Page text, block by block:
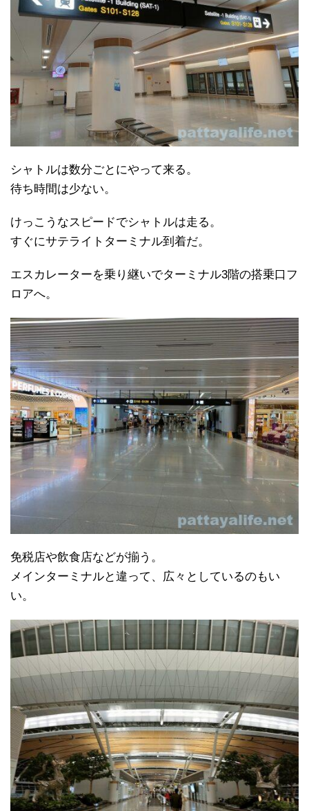
シャトルは数分ごとにやって来る。
待ち時間は少ない。
けっこうなスピードでシャトルは走る。
すぐにサテライトターミナル到着だ。
エスカレーターを乗り継いでターミナル3階の搭乗口フ
ロアへ。
免税店や飲食店などが揃う。
メインターミナルと違って、広々としているのもい
い。